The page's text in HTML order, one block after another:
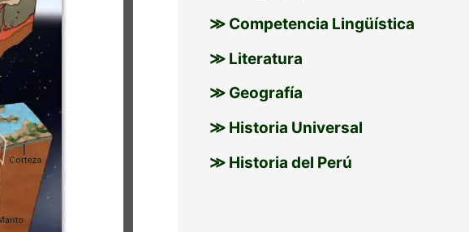
≫ Competencia Lingüística
≫ Literatura
≫ Geografía
≫ Historia Universal
≫ Historia del Perú